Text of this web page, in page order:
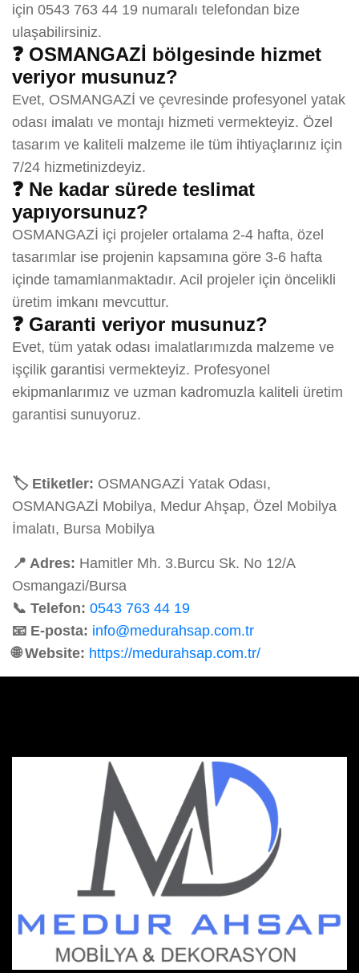
için 0543 763 44 19 numaralı telefondan bize
ulaşabilirsiniz.
❓ OSMANGAZİ bölgesinde hizmet
veriyor musunuz?
Evet, OSMANGAZİ ve çevresinde profesyonel yatak
odası imalatı ve montajı hizmeti vermekteyiz. Özel
tasarım ve kaliteli malzeme ile tüm ihtiyaçlarınız için
7/24 hizmetinizdeyiz.
❓ Ne kadar sürede teslimat
yapıyorsunuz?
OSMANGAZİ içi projeler ortalama 2-4 hafta, özel
tasarımlar ise projenin kapsamına göre 3-6 hafta
içinde tamamlanmaktadır. Acil projeler için öncelikli
üretim imkanı mevcuttur.
❓ Garanti veriyor musunuz?
Evet, tüm yatak odası imalatlarımızda malzeme ve
işçilik garantisi vermekteyiz. Profesyonel
ekipmanlarımız ve uzman kadromuzla kaliteli üretim
garantisi sunuyoruz.
🏷️ Etiketler: OSMANGAZİ Yatak Odası,
OSMANGAZİ Mobilya, Medur Ahşap, Özel Mobilya
İmalatı, Bursa Mobilya
📍 Adres: Hamitler Mh. 3.Burcu Sk. No 12/A
Osmangazi/Bursa
📞 Telefon: 0543 763 44 19
📧 E-posta: info@medurahsap.com.tr
🌐 Website: https://medurahsap.com.tr/